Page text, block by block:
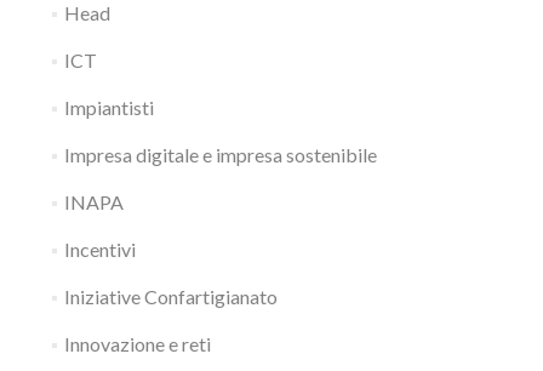
Head
ICT
Impiantisti
Impresa digitale e impresa sostenibile
INAPA
Incentivi
Iniziative Confartigianato
Innovazione e reti